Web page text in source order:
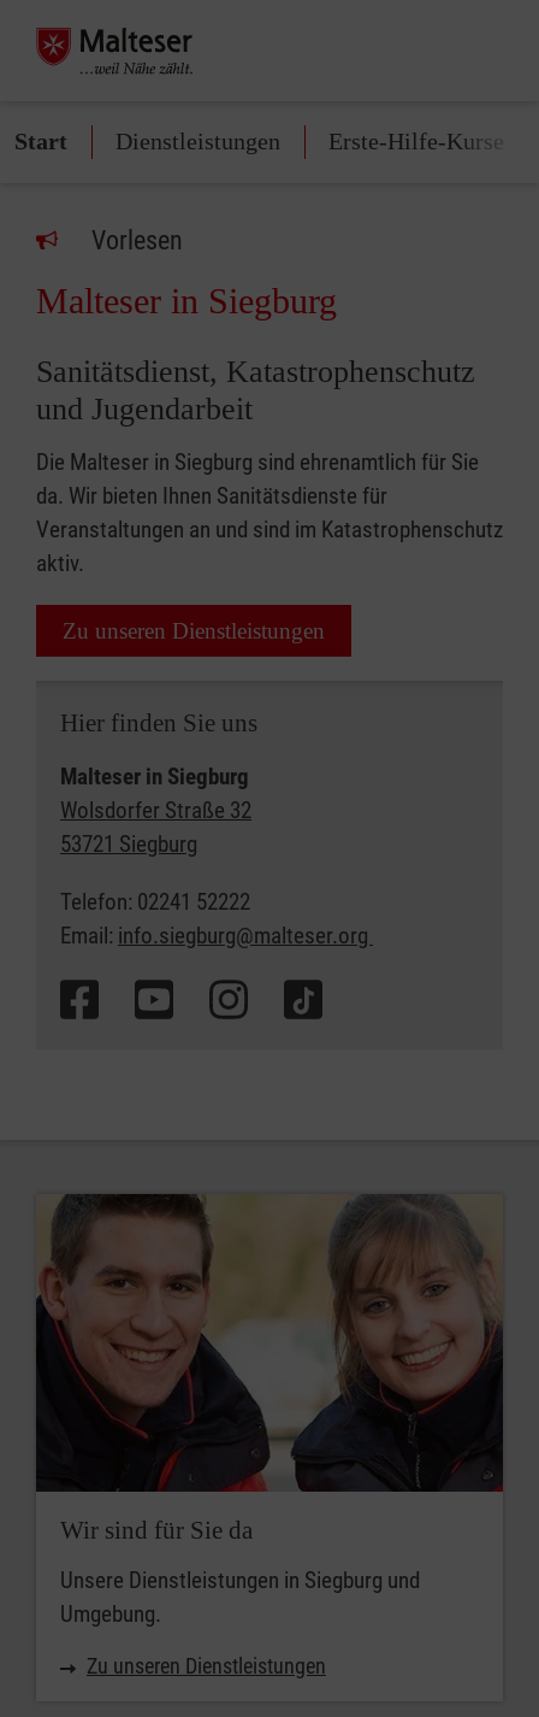
Start Dienstleistungen Erste-Hilfe-Kurse
Vorlesen
Malteser in Siegburg
Sanitätsdienst, Katastrophenschutz
und Jugendarbeit
Die Malteser in Siegburg sind ehrenamtlich für Sie
da. Wir bieten Ihnen Sanitätsdienste für
Veranstaltungen an und sind im Katastrophenschutz
aktiv.
Zu unseren Dienstleistungen
Hier finden Sie uns
Malteser in Siegburg
Wolsdorfer Straße 32
53721 Siegburg
Telefon: 02241 52222
Email: info.siegburg@malteser.org
Wir sind für Sie da
Unsere Dienstleistungen in Siegburg und
Umgebung.
Zu unseren Dienstleistungen